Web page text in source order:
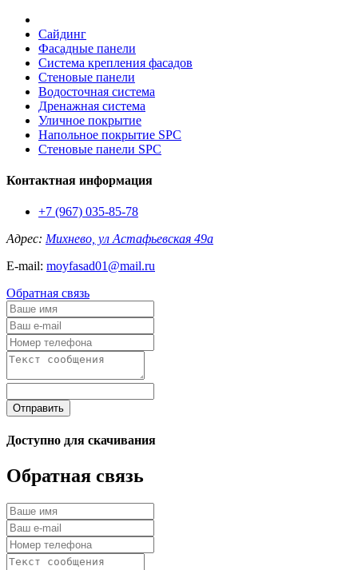
Сайдинг
Фасадные панели
Система крепления фасадов
Стеновые панели
Водосточная система
Дренажная система
Уличное покрытие
Напольное покрытие SPC
Стеновые панели SPC
Контактная информация
+7 (967) 035-85-78
Адрес: Михнево, ул Астафьевская 49а
E-mail: moyfasad01@mail.ru
Обратная связь
Отправить
Доступно для скачивания
Обратная связь